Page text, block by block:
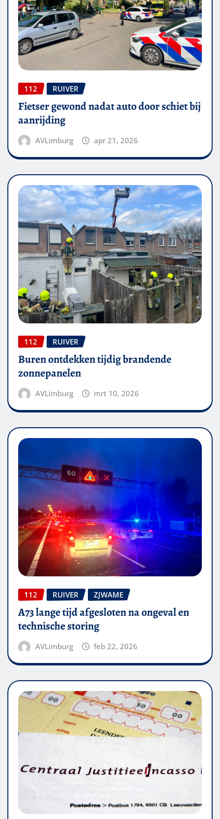
112 RUIVER
Fietser gewond nadat auto door schiet bij
aanrijding
AVLimburg apr 21, 2026
112 RUIVER
Buren ontdekken tijdig brandende
zonnepanelen
AVLimburg mrt 10, 2026
112 RUIVER ZJWAME
A73 lange tijd afgesloten na ongeval en
technische storing
AVLimburg feb 22, 2026